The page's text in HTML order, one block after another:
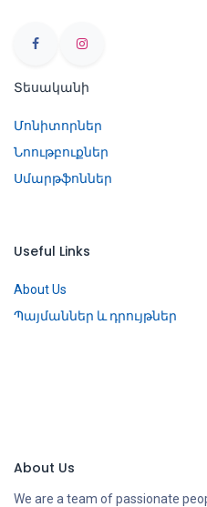
Տեսականի
Մոնիտորներ
Նոութբուքներ
Սմարթֆոններ
Useful Links
About Us
Պայմաններ և դրույթներ
About Us
We are a team of passionate